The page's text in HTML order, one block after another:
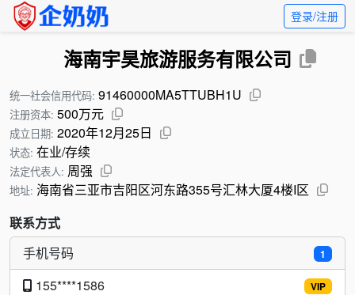
登录/注册
海南宇昊旅游服务有限公司
统一社会信用代码: 91460000MA5TTUBH1U
注册资本: 500万元
成立日期: 2020年12月25日
状态: 在业/存续
法定代表人: 周强
地址: 海南省三亚市吉阳区河东路355号汇林大厦4楼I区
联系方式
1
手机号码
VIP
155****1586